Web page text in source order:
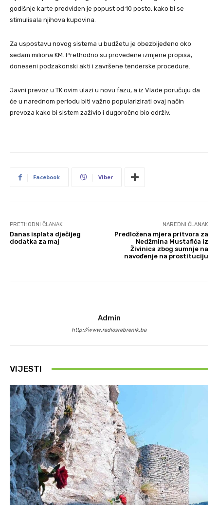
godišnje karte predviđen je popust od 10 posto, kako bi se
stimulisala njihova kupovina.
Za uspostavu novog sistema u budžetu je obezbijeđeno oko
sedam miliona KM. Prethodno su provedene izmjene propisa,
doneseni podzakonski akti i završene tenderske procedure.
Javni prevoz u TK ovim ulazi u novu fazu, a iz Vlade poručuju da
će u narednom periodu biti važno popularizirati ovaj način
prevoza kako bi sistem zaživio i dugoročno bio održiv.
Facebook Viber
PRETHODNI ČLANAK
Danas isplata dječijeg
dodatka za maj
NAREDNI ČLANAK
Predložena mjera pritvora za
Nedžmina Mustafića iz
Živinica zbog sumnje na
navođenje na prostituciju
Admin
http://www.radiosrebrenik.ba
VIJESTI